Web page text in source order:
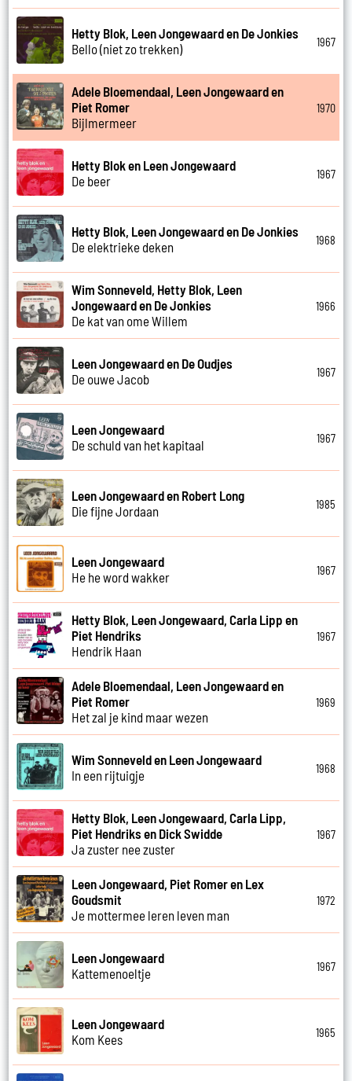
Hetty Blok, Leen Jongewaard en De Jonkies
Bello (niet zo trekken)
1967
Adele Bloemendaal, Leen Jongewaard en
Piet Romer
Bijlmermeer
1970
Hetty Blok en Leen Jongewaard
De beer
1967
Hetty Blok, Leen Jongewaard en De Jonkies
De elektrieke deken
1968
Wim Sonneveld, Hetty Blok, Leen
Jongewaard en De Jonkies
De kat van ome Willem
1966
Leen Jongewaard en De Oudjes
De ouwe Jacob
1967
Leen Jongewaard
De schuld van het kapitaal
1967
Leen Jongewaard en Robert Long
Die fijne Jordaan
1985
Leen Jongewaard
He he word wakker
1967
Hetty Blok, Leen Jongewaard, Carla Lipp en
Piet Hendriks
Hendrik Haan
1967
Adele Bloemendaal, Leen Jongewaard en
Piet Romer
Het zal je kind maar wezen
1969
Wim Sonneveld en Leen Jongewaard
In een rijtuigje
1968
Hetty Blok, Leen Jongewaard, Carla Lipp,
Piet Hendriks en Dick Swidde
Ja zuster nee zuster
1967
Leen Jongewaard, Piet Romer en Lex
Goudsmit
Je mottermee leren leven man
1972
Leen Jongewaard
Kattemenoeltje
1967
Leen Jongewaard
Kom Kees
1965